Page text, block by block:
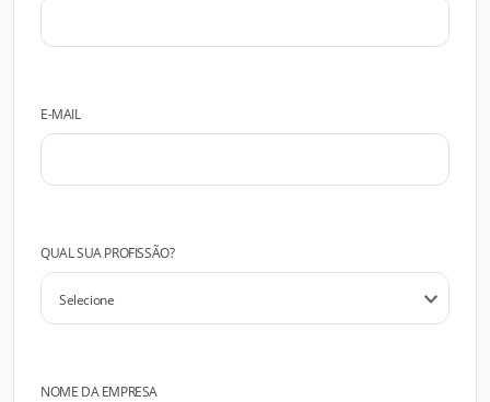
E-MAIL
QUAL SUA PROFISSÃO?
NOME DA EMPRESA